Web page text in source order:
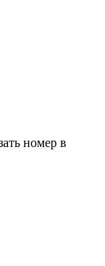
номер в